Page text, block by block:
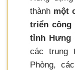
thành một
triển công
tỉnh Hưng
các trung
Phòng,